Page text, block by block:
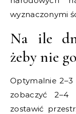
wyznaczonymi
Na ile
żeby nie
Optymalnie
zobaczyć
zostawić